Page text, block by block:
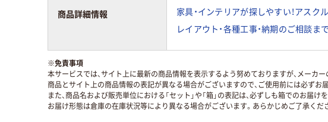
商品詳細情報
家具・インテリアが探しやすい！アスク
レイアウト・各種工事・納期のご相談ま
※免責事項
本サービスでは、サイト上に最新の商品情報を表示するよう努めておりますが、メーカー
商品とサイト上の商品情報の表記が異なる場合がございますので、ご使用前には必ず
また、商品名および販売単位における「セット」や「箱」の表記は、必ずしも箱でのお届け
お届け形態は倉庫の在庫状況等により異なる場合がございます。あらかじめご了承くだ